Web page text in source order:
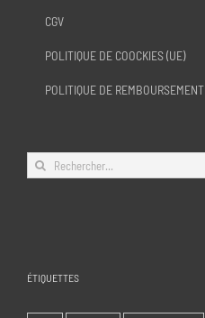
CGV
POLITIQUE DE COOCKIES (UE)
POLITIQUE DE REMBOURSEMENT
Rechercher:
ÉTIQUETTES